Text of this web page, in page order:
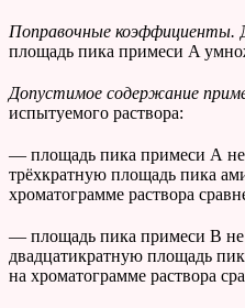
Поправочные коэффициенты.
площадь пика примеси A
Допустимое содержание
испытуемого раствора:
— площадь пика примеси А
трёхкратную площадь пика
хроматограмме раствора
— площадь пика примеси В
двадцатикратную площадь
на хроматограмме раствора